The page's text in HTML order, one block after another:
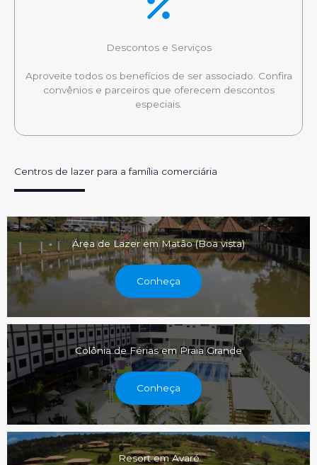
Descontos e Serviços
Aproveite todos os benefícios de ser associado. Confira
convênios e parceiros que oferecem descontos
especiais.
Centros de lazer para a família comerciária
Área de Lazer em Matão (Boa vista)
Conheça
Colônia de Férias em Praia Grande
Conheça
Resort em Avaré